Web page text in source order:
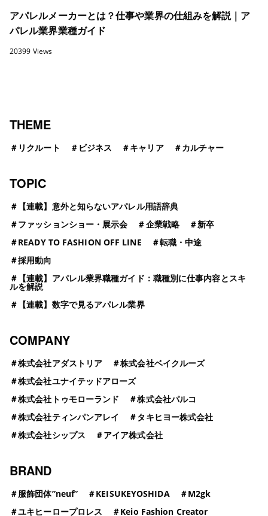
アパレルメーカーとは？仕事や業界の仕組みを解説｜ア
パレル業界業種ガイド
20399 Views
THEME
＃ リクルート ＃ ビジネス ＃キャリア ＃カルチャー
TOPIC
＃ 【連載】意外と知らないアパレル用語辞典
＃ファッションショー・展示会 ＃企業戦略 ＃新卒
＃READY TO FASHION OFF LINE ＃転職・中途
＃採用動向
＃ 【連載】アパレル業界職種ガイド：職種別に仕事内容とスキ
ルを解説
＃ 【連載】数字で見るアパレル業界
COMPANY
＃株式会社アダストリア ＃株式会社ベイクルーズ
＃株式会社ユナイテッドアローズ
＃株式会社トゥモローランド ＃株式会社パルコ
＃株式会社ティンパンアレイ ＃タキヒヨー株式会社
＃株式会社シップス ＃アイア株式会社
BRAND
＃服飾団体”neuf” ＃KEISUKEYOSHIDA ＃M2gk
＃ユキヒーロープロレス ＃Keio Fashion Creator